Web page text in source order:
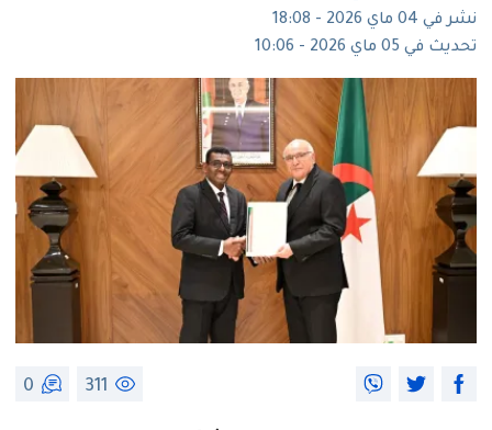
نشر في 04 ماي 2026 - 18:08
تحديث في 05 ماي 2026 - 10:06
311
0